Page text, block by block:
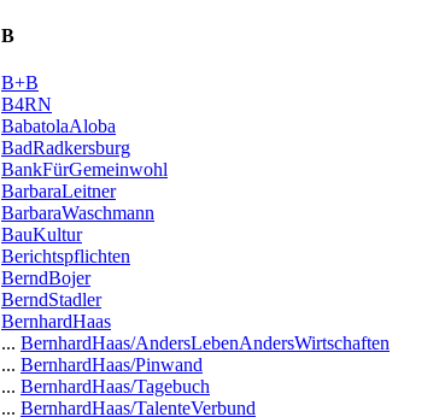
B
B+B
B4RN
BabatolaAloba
BadRadkersburg
BankFürGemeinwohl
BarbaraLeitner
BarbaraWaschmann
BauKultur
Berichtspflichten
BerndBojer
BerndStadler
BernhardHaas
... BernhardHaas/AndersLebenAndersWirtschaften
... BernhardHaas/Pinwand
... BernhardHaas/Tagebuch
... BernhardHaas/TalenteVerbund